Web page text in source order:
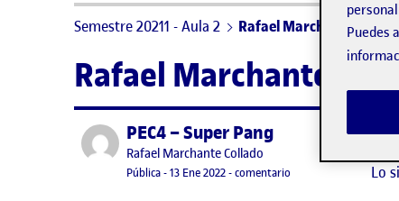
Semestre 20211 - Aula 2 Rafael Marchante
Rafael Marchante
Publicado porPEC4 – Super Pang
Publicado por
Rafael Marchante Collado
Visibilidad:
Pública-Fecha de publicación
13 Ene 2022-comentario en PEC4 – Super Pang
No
Lo
Puedes